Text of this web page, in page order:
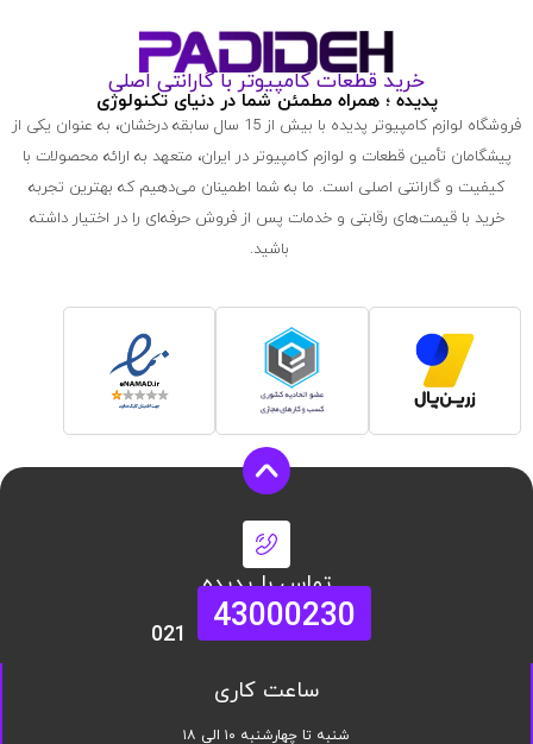
خرید قطعات کامپیوتر با گارانتی اصلی
پدیده ؛ همراه مطمئن شما در دنیای تکنولوژی
فروشگاه لوازم کامپیوتر پدیده با بیش از 15 سال سابقه درخشان، به عنوان یکی از
پیشگامان تأمین قطعات و لوازم کامپیوتر در ایران، متعهد به ارائه محصولات با
کیفیت و گارانتی اصلی است. ما به شما اطمینان می‌دهیم که بهترین تجربه
خرید با قیمت‌های رقابتی و خدمات پس از فروش حرفه‌ای را در اختیار داشته
باشید.
تماس با پدیده
43000230
021
ساعت کاری
شنبه تا چهارشنبه ۱۰ الی ۱۸